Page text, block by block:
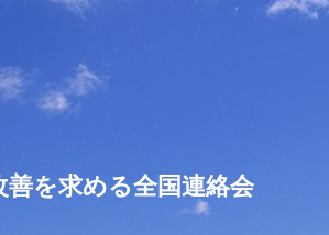
を求める全国連絡会